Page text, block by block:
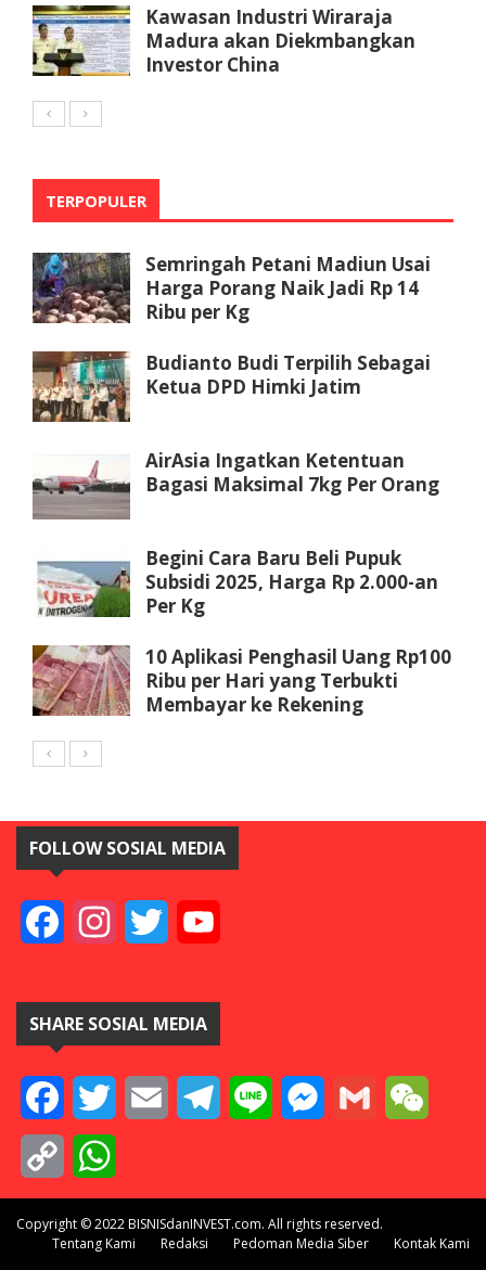
Kawasan Industri Wiraraja
Madura akan Diekmbangkan
Investor China
TERPOPULER
Semringah Petani Madiun Usai
Harga Porang Naik Jadi Rp 14
Ribu per Kg
Budianto Budi Terpilih Sebagai
Ketua DPD Himki Jatim
AirAsia Ingatkan Ketentuan
Bagasi Maksimal 7kg Per Orang
Begini Cara Baru Beli Pupuk
Subsidi 2025, Harga Rp 2.000-an
Per Kg
10 Aplikasi Penghasil Uang Rp100
Ribu per Hari yang Terbukti
Membayar ke Rekening
FOLLOW SOSIAL MEDIA
FacebookInstagramTwitter
SHARE SOSIAL MEDIA
FacebookTwitter Email TelegramLine Messenger
Gmail
Copy
Link
Copyright © 2022 BISNISdanINVEST.com. All rights reserved.
Tentang Kami
Redaksi Pedoman Media Siber Kontak Kami